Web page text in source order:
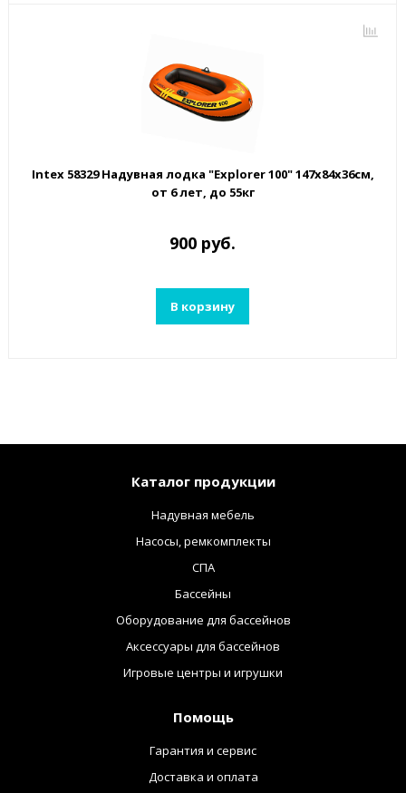
Intex 58329 Надувная лодка "Explorer 100" 147x84x36см,
от 6 лет, до 55кг
900 руб.
В корзину
Каталог продукции
Надувная мебель
Насосы, ремкомплекты
СПА
Бассейны
Оборудование для бассейнов
Аксессуары для бассейнов
Игровые центры и игрушки
Помощь
Гарантия и сервис
Доставка и оплата